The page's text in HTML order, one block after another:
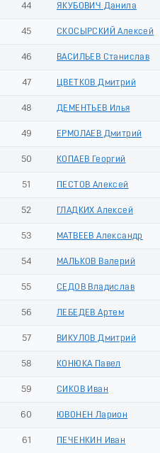
44 ЯКУБОВИЧ Данила
45 СКОСЫРСКИЙ Алексей
46 ВАСИЛЬЕВ Станислав
47 ЦВЕТКОВ Дмитрий
48 ДЕМЕНТЬЕВ Илья
49 ЕРМОЛАЕВ Дмитрий
50 КОПАЕВ Георгий
51 ПЕСТОВ Алексей
52 ГЛАДКИХ Алексей
53 МАТВЕЕВ Александр
54 МАЛЬКОВ Валерий
55 СЕДОВ Владислав
56 ЛЕБЕДЕВ Артем
57 ВИКУЛОВ Дмитрий
58 КОНЮКА Павел
59 СИКОВ Иван
60 ЮВОНЕН Ларион
61 ПЕЧЕНКИН Иван